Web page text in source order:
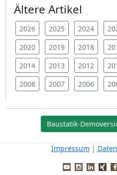
Ältere Artikel
2026 2025 2024
2020
2019 2018
2014
2013 2012
2008
2007 2006
Baustatik-
Impressum |